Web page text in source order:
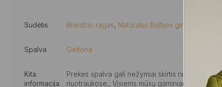
Sudėtis Briedžio ragas, Natūralus Baltijos gintaras
Spalva Geltona
Kita
informacija
Prekės spalva gali nežymiai skirtis nuo
nuotraukose., Visiems mūsų gaminiams